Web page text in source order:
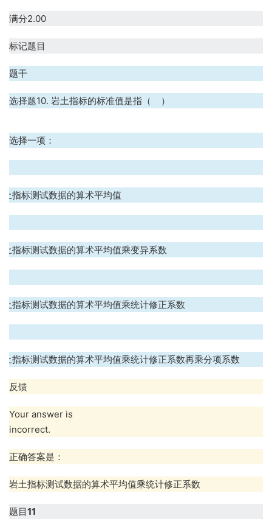
满分2.00
标记题目
题干
选择题10. 岩土指标的标准值是指（ ）
选择一项：
土指标测试数据的算术平均值
土指标测试数据的算术平均值乘变异系数
土指标测试数据的算术平均值乘统计修正系数
土指标测试数据的算术平均值乘统计修正系数再乘分项系数
反馈
Your answer is
incorrect.
正确答案是：
岩土指标测试数据的算术平均值乘统计修正系数
题目11